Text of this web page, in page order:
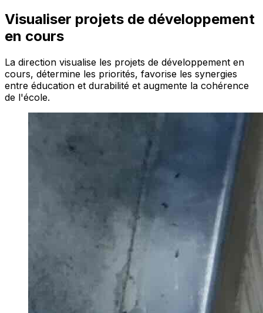
Visualiser projets de développement
en cours
La direction visualise les projets de développement en
cours, détermine les priorités, favorise les synergies
entre éducation et durabilité et augmente la cohérence
de l'école.